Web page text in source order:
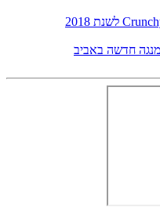
מנגה חדשה באביב